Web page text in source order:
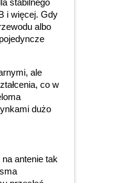
stabilnego
i więcej. Gdy
albo
ale
co w
dużo
antenie tak